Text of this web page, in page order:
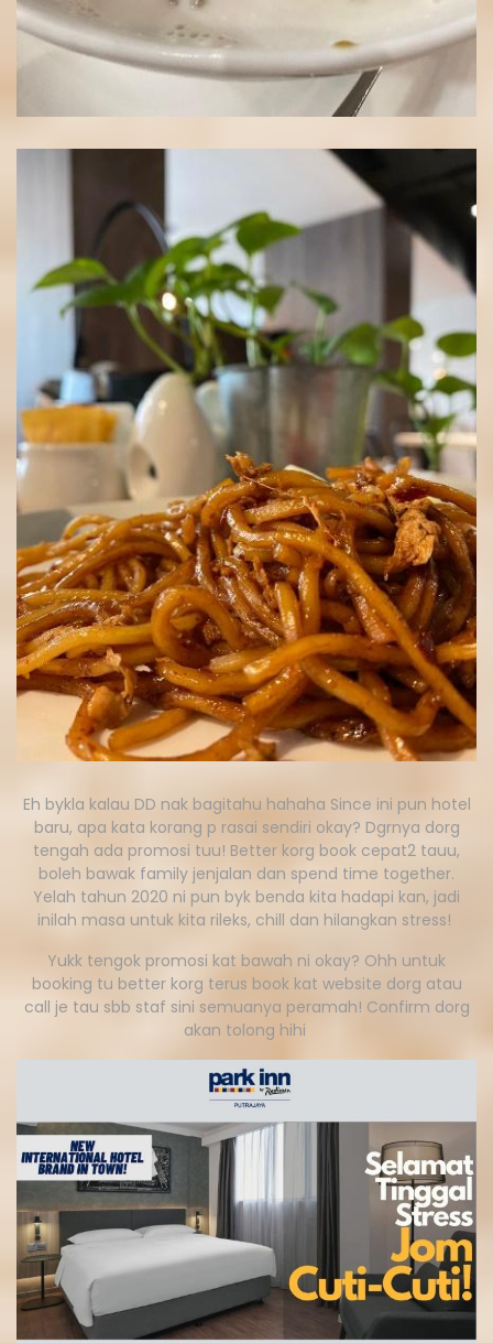
Eh bykla kalau DD nak bagitahu hahaha Since ini pun hotel
baru, apa kata korang p rasai sendiri okay? Dgrnya dorg
tengah ada promosi tuu! Better korg book cepat2 tauu,
boleh bawak family jenjalan dan spend time together.
Yelah tahun 2020 ni pun byk benda kita hadapi kan, jadi
inilah masa untuk kita rileks, chill dan hilangkan stress!
Yukk tengok promosi kat bawah ni okay? Ohh untuk
booking tu better korg terus book kat website dorg atau
call je tau sbb staf sini semuanya peramah! Confirm dorg
akan tolong hihi